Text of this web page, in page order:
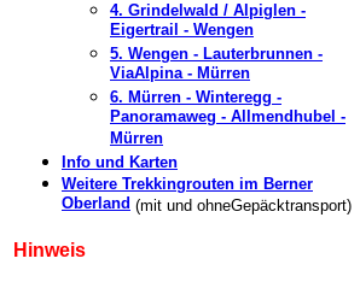
4. Grindelwald / Alpiglen -
Eigertrail - Wengen
5. Wengen - Lauterbrunnen -
ViaAlpina - Mürren
6. Mürren - Winteregg -
Panoramaweg - Allmendhubel -
Mürren
Info und Karten
Weitere Trekkingrouten im Berner
Oberland (mit und ohneGepäcktransport)
Hinweis